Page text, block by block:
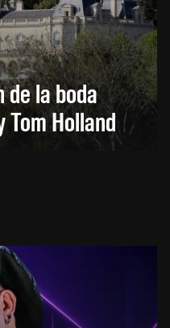
de la boda
Tom Holland